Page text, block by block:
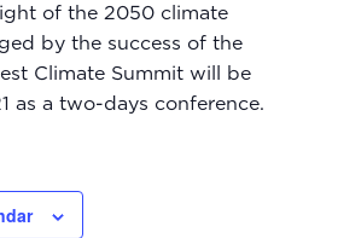
of the 2050 climate
by the success of the
Climate Summit will be
as a two-days conference.